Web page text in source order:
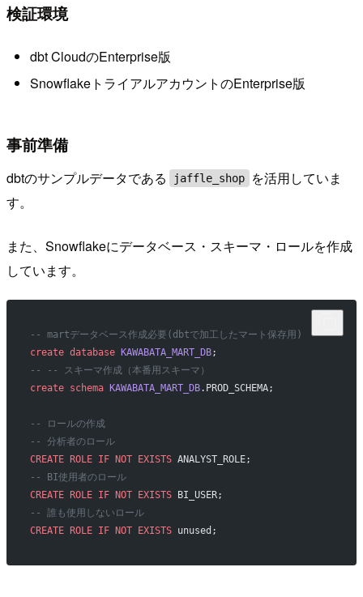
検証環境
dbt CloudのEnterprise版
SnowflakeトライアルアカウントのEnterprise版
事前準備
dbtのサンプルデータである jaffle_shop
を活用していま
す。
また、Snowflakeにデータベース・スキーマ・ロールを作成
しています。
-- martデータベース作成必要(dbtで加工したマート保存用)
create database KAWABATA_MART_DB;
-- -- スキーマ作成（本番用スキーマ）
create schema KAWABATA_MART_DB.PROD_SCHEMA;
-- ロールの作成
-- 分析者のロール
CREATE ROLE IF NOT EXISTS ANALYST_ROLE;
-- BI使用者のロール
CREATE ROLE IF NOT EXISTS BI_USER;
-- 誰も使用しないロール
CREATE ROLE IF NOT EXISTS unused;